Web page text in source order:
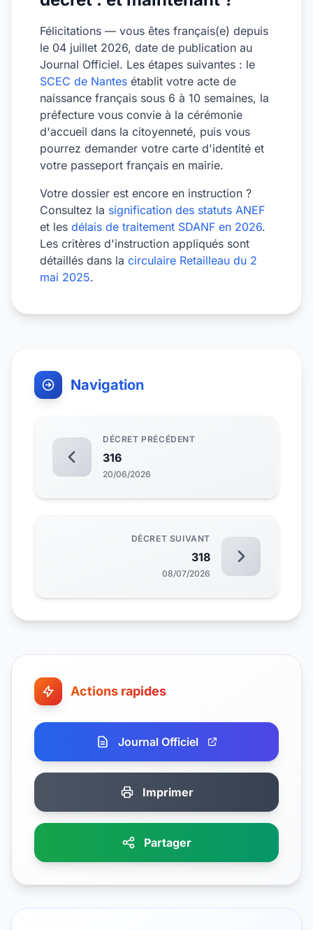
Félicitations — vous êtes français(e) depuis
le 04 juillet 2026, date de publication au
Journal Officiel. Les étapes suivantes : le
SCEC de Nantes établit votre acte de
naissance français sous 6 à 10 semaines, la
préfecture vous convie à la cérémonie
d'accueil dans la citoyenneté, puis vous
pourrez demander votre carte d'identité et
votre passeport français en mairie.
Votre dossier est encore en instruction ?
Consultez la signification des statuts ANEF
et les délais de traitement SDANF en 2026.
Les critères d'instruction appliqués sont
détaillés dans la circulaire Retailleau du 2
mai 2025.
Navigation
DÉCRET PRÉCÉDENT
316
20/06/2026
DÉCRET SUIVANT
318
08/07/2026
Actions rapides
Journal Officiel
Imprimer
Partager